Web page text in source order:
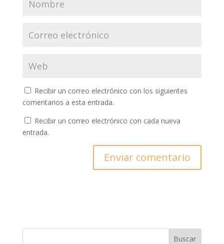
Recibir un correo electrónico con los siguientes
comentarios a esta entrada.
Recibir un correo electrónico con cada nueva
entrada.
Buscar